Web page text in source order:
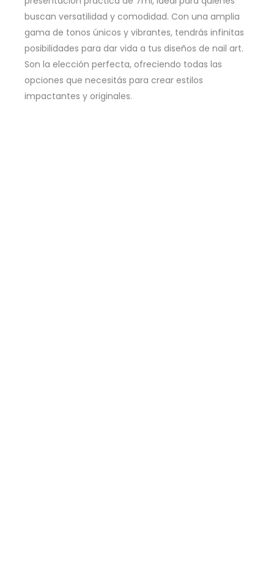
buscan versatilidad y comodidad. Con una amplia
gama de tonos únicos y vibrantes, tendrás infinitas
posibilidades para dar vida a tus diseños de nail art.
Son la elección perfecta, ofreciendo todas las
opciones que necesitás para crear estilos
impactantes y originales.